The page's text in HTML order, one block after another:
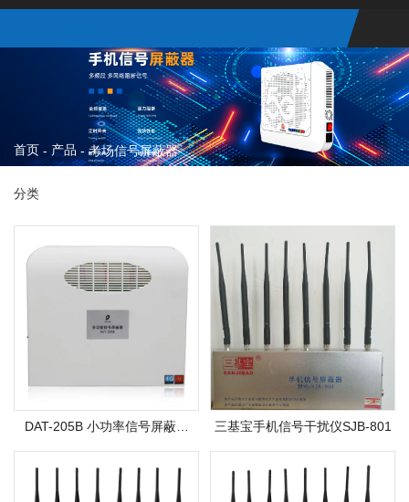
首页 -产品 - 考场信号屏蔽器
分类
DAT-205B 小功率信号屏蔽器
三基宝手机信号干扰仪SJB-801